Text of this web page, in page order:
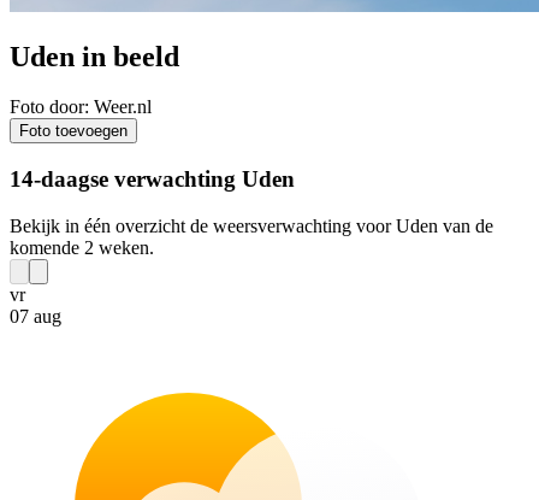
Uden in beeld
Foto door: Weer.nl
Foto toevoegen
14-daagse verwachting Uden
Bekijk in één overzicht de weersverwachting voor Uden van de
komende 2 weken.
vr
07 aug